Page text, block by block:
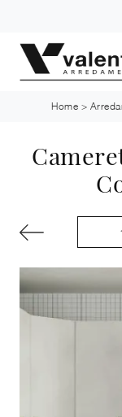
Home >